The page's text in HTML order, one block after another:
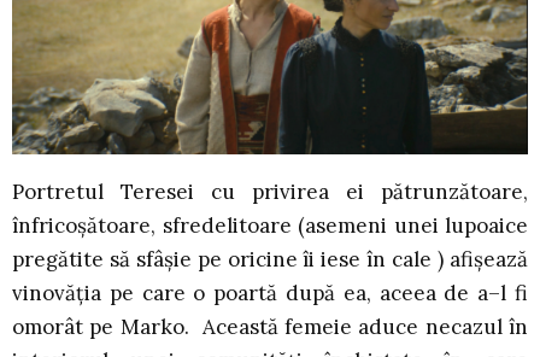
Portretul Teresei cu privirea ei pătrunzătoare,
înfricoșătoare, sfredelitoare (asemeni unei lupoaice
pregătite să sfâșie pe oricine îi iese în cale ) afișează
vinovăția pe care o poartă după ea, aceea de a–l fi
omorât pe Marko. Această femeie aduce necazul în